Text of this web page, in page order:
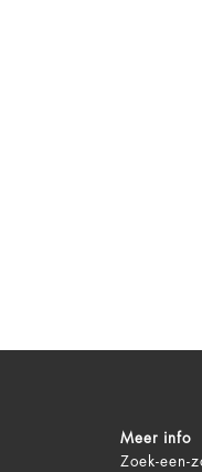
Meer info
Zoek-een-